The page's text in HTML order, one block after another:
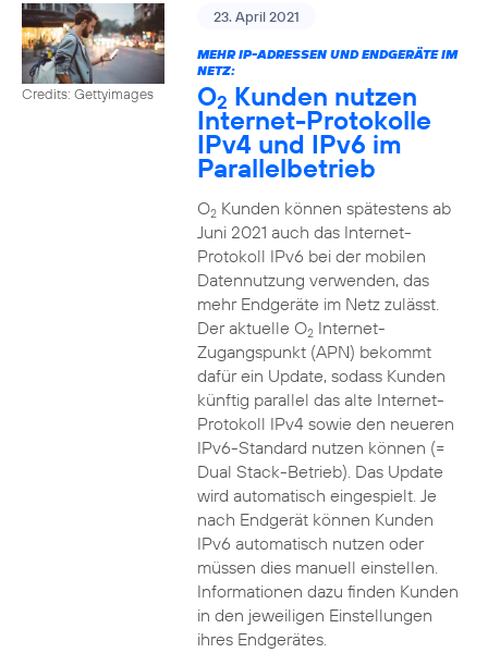
Credits: Gettyimages
23. April 2021
MEHR IP-ADRESSEN UND ENDGERÄTE IM
NETZ:
O2 Kunden nutzen
Internet-Protokolle
IPv4 und IPv6 im
Parallelbetrieb
O2Kunden können spätestens ab
Juni 2021 auch das Internet-
Protokoll IPv6 bei der mobilen
Datennutzung verwenden, das
mehr Endgeräte im Netz zulässt.
Der aktuelle O2Internet-
Zugangspunkt (APN) bekommt
dafür ein Update, sodass Kunden
künftig parallel das alte Internet-
Protokoll IPv4 sowie den neueren
IPv6-Standard nutzen können (=
Dual Stack-Betrieb). Das Update
wird automatisch eingespielt. Je
nach Endgerät können Kunden
IPv6 automatisch nutzen oder
müssen dies manuell einstellen.
Informationen dazu finden Kunden
in den jeweiligen Einstellungen
ihres Endgerätes.